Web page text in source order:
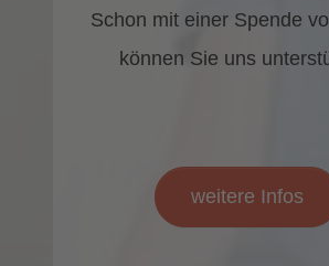
Schon mit einer Spende
können Sie uns
weitere Infos